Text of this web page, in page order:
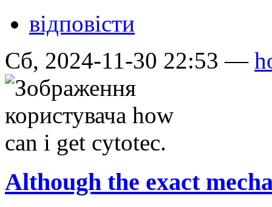
відповісти
Сб, 2024-11-30 22:53 —
Although the exact